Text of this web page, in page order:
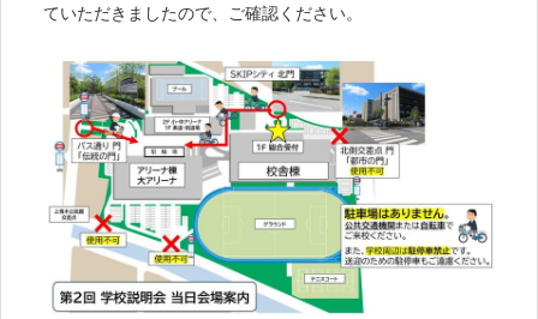
ていただきましたので、ご確認ください。